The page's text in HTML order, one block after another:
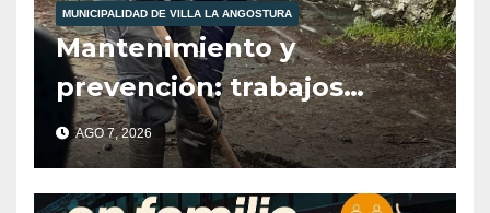
MUNICIPALIDAD DE VILLA LA ANGOSTURA
Mantenimiento y
prevención: trabajos
municipales ante las
condiciones climáticas.
AGO 7, 2026